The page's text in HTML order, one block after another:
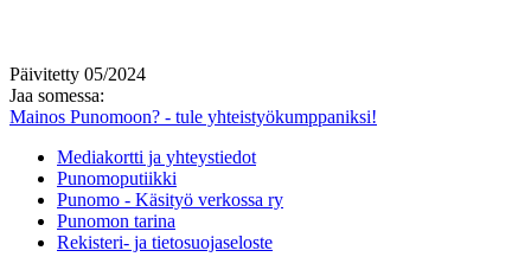
Päivitetty 05/2024
Jaa somessa:
Mainos Punomoon? - tule yhteistyökumppaniksi!
Mediakortti ja yhteystiedot
Punomoputiikki
Punomo - Käsityö verkossa ry
Punomon tarina
Rekisteri- ja tietosuojaseloste